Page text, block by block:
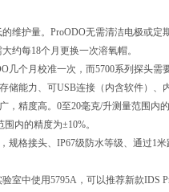
维护量。ProODO无需清洁电极或定
约每18个月更换一次溶氧帽。
几个月校准一次，而5700系列探头需
储能力、可USB连接（内含软件）、
，精度高。0至20毫克/升测量范围内
内的精度为±10%。
规格接头、IP67级防水等级、通过1
室中使用5795A，可以推荐新款IDS